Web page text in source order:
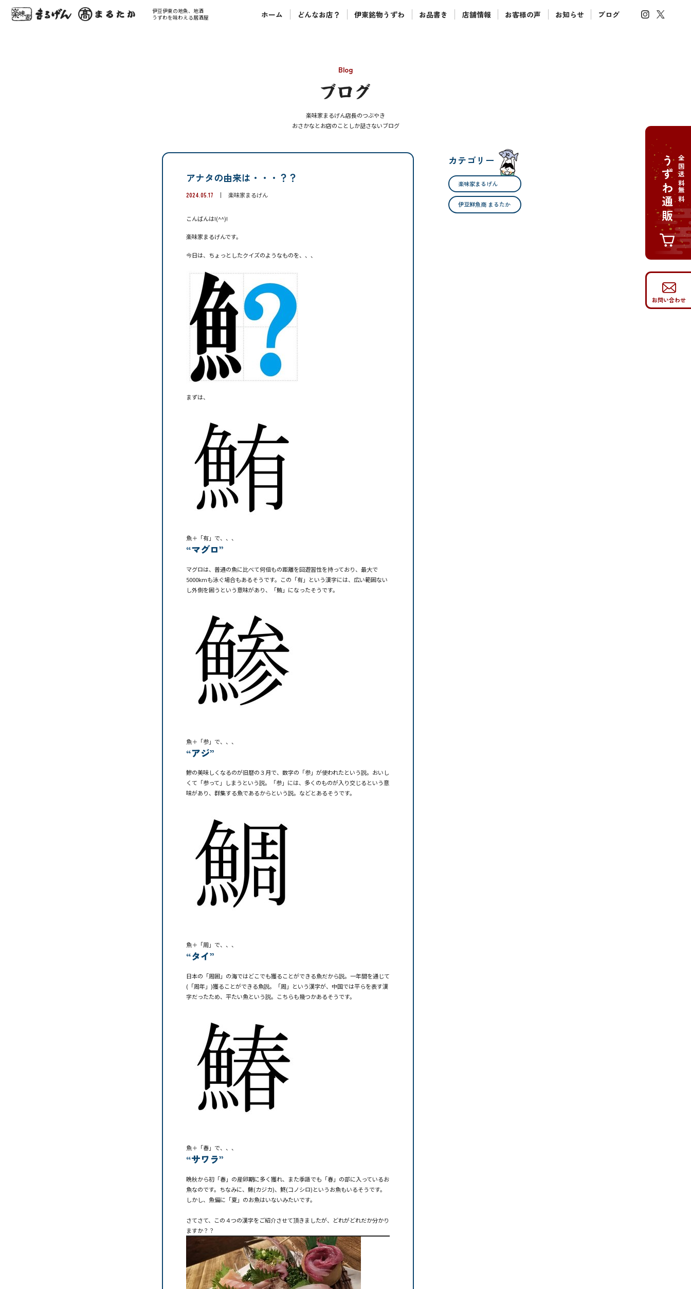
伊豆伊東の地魚、地酒
うずわを味わえる居酒屋
ホーム どんなお店？ 伊東銘物うずわ お品書き 店舗情報 お客様の声 お知らせ ブログ
全国送料無料
うずわ通販
お問い合わせ
Blog
楽味家まるげん店長のつぶやき
おさかなとお店のことしか話さないブログ
アナタの由来は・・・？？
2024.05.17 楽味家まるげん
こんばんは!(^^)!
楽味家まるげんです。
今日は、ちょっとしたクイズのようなものを、、、
まずは、
魚＋「有」で、、、
“マグロ”
マグロは、普通の魚に比べて何倍もの距離を回遊習性を持っており、最大で
5000kmも泳ぐ場合もあるそうです。この「有」という漢字には、広い範囲ない
し外側を囲うという意味があり、「鮪」になったそうです。
魚＋「参」で、、、
“アジ”
鰺の美味しくなるのが旧暦の３月で、数字の「参」が使われたという説。おいし
くて「参って」しまうという説。「参」には、多くのものが入り交じるという意
味があり、群集する魚であるからという説。などとあるそうです。
魚＋「周」で、、、
“タイ”
日本の「周囲」の海ではどこでも獲ることができる魚だから説。一年間を通じて
(「周年」)獲ることができる魚説。「周」という漢字が、中国では平らを表す漢
字だったため、平たい魚という説。こちらも幾つかあるそうです。
魚＋「春」で、、、
“サワラ”
晩秋から初「春」の産卵期に多く獲れ、また季語でも「春」の部に入っているお
魚なのです。ちなみに、鰍(カジカ)、鮗(コノシロ)というお魚もいるそうです。
しかし、魚偏に「夏」のお魚はいないみたいです。
さてさて、この４つの漢字をご紹介させて頂きましたが、どれがどれだか分かり
ますか？？
カテゴリー
楽味家まるげん
伊豆鮮魚商 まるたか